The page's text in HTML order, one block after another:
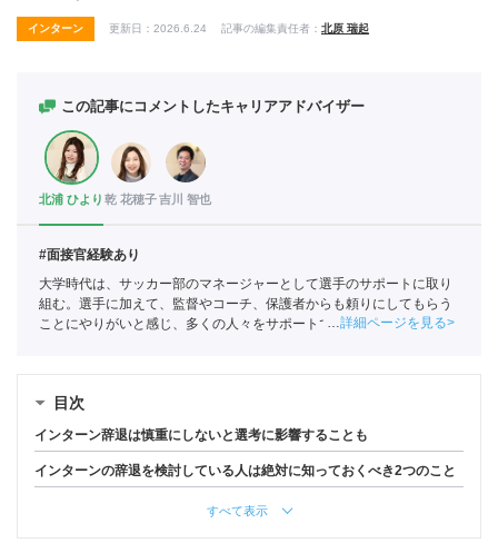
インターン 更新日： 2026.6.24 記事の編集責任者： 北原 瑞起
この記事にコメントしたキャリアアドバイザー
北浦 ひより 乾 花穂子吉川 智也
#面接官経験あり
大学時代は、サッカー部のマネージャーとして選手のサポートに取り
組む。選手に加えて、監督やコーチ、保護者からも頼りにしてもらう
ことにやりがいと感じ、多くの人々をサポートできる企業・業界を軸
詳細ページを見る
目次
インターン辞退は慎重にしないと選考に影響することも
インターンの辞退を検討している人は絶対に知っておくべき2つのこと
すべて表示